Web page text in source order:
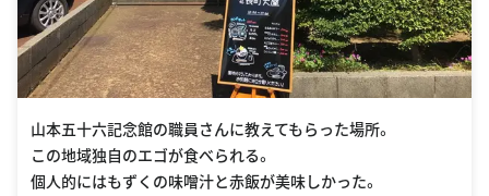
山本五十六記念館の職員さんに教えてもらった場所。
この地域独自のエゴが食べられる。
個人的にはもずくの味噌汁と赤飯が美味しかった。